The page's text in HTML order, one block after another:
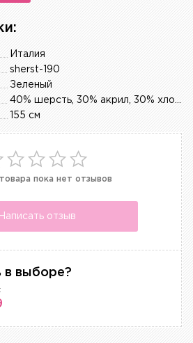
Италия
sherst-190
Зеленый
155 см
пока нет отзывов
Написать отзыв
выборе?